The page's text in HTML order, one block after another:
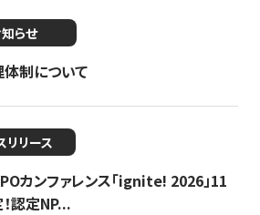
らせ
制について
リリース
カンファレンス「ignite! 2026」11
認定NP...